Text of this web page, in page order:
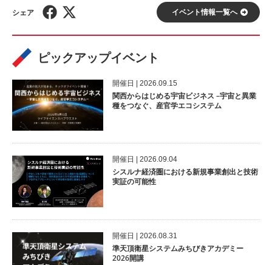
イベント情報⼀覧へ
ピックアップイベント
開催⽇ | 2026.09.15
関西からはじめる宇宙ビジネス –宇宙と異業
種をつなぐ、産官学エコシステム
開催⽇ | 2026.09.04
シスルナ経済圏における新規事業創出と技術
実証の可能性
開催⽇ | 2026.08.31
準天頂衛星システムみちびきアカデミー
2026開講